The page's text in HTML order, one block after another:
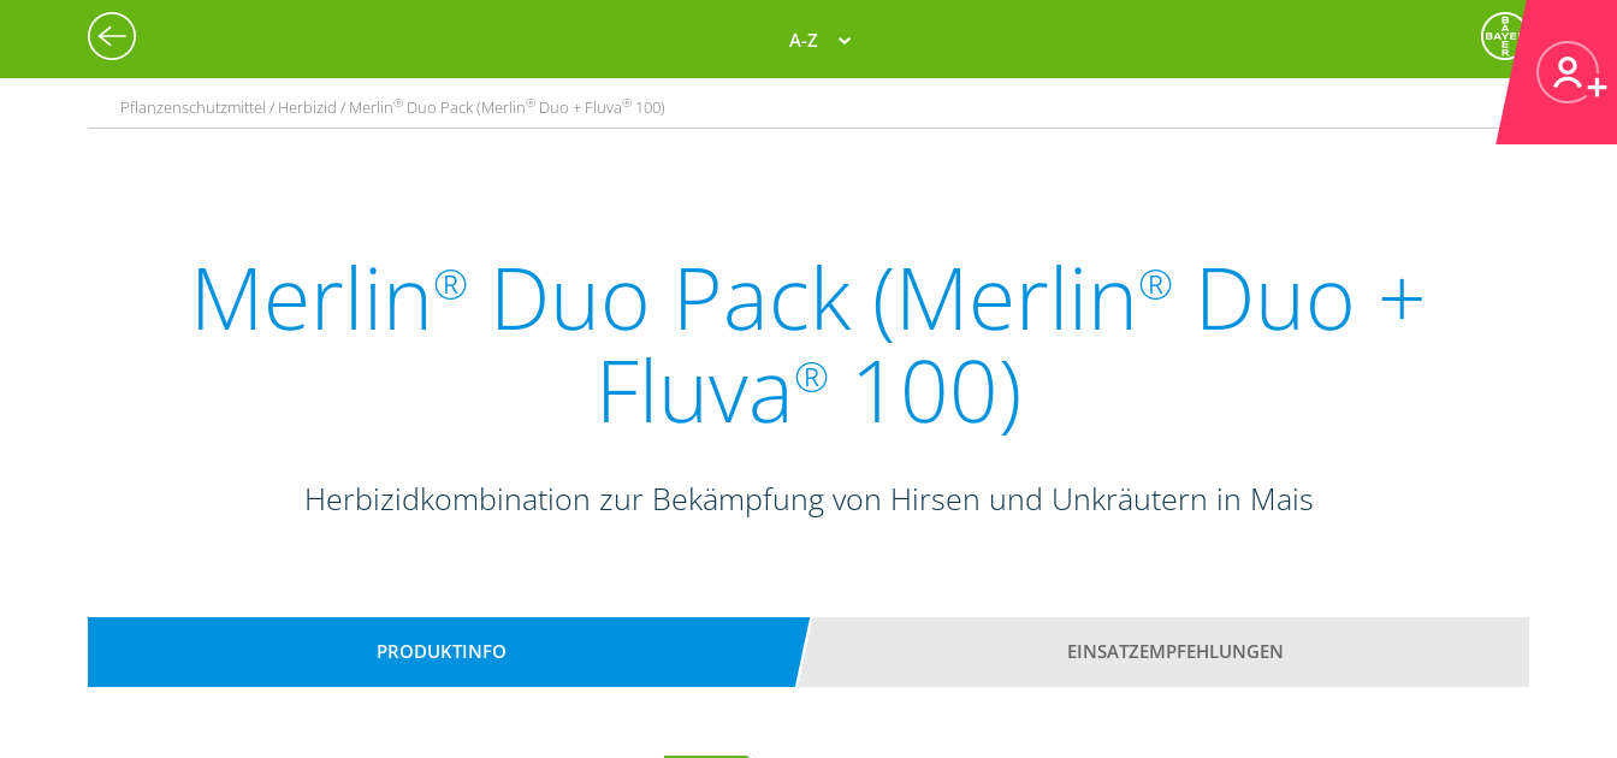
A-Z
Pflanzenschutzmittel / Herbizid / Merlin® Duo Pack (Merlin® Duo + Fluva® 100)
Merlin® Duo Pack (Merlin® Duo +
Fluva® 100)
Herbizidkombination zur Bekämpfung von Hirsen und Unkräutern in Mais
PRODUKTINFO EINSATZEMPFEHLUNGEN